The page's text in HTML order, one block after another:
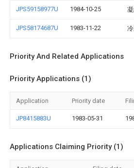
JPS59158977U 1984-10-25
JPS58174687U 1983-11-22
Priority And Related Applications
Priority Applications (1)
Application Priority date
JP8415883U 1983-05-31
Applications Claiming Priority (1)